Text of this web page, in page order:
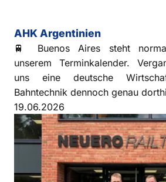
AHK Argentinien
🚆 Buenos Aires steht
unserem Terminkalender.
uns eine deutsche
Bahntechnik dennoch genau
19.06.2026